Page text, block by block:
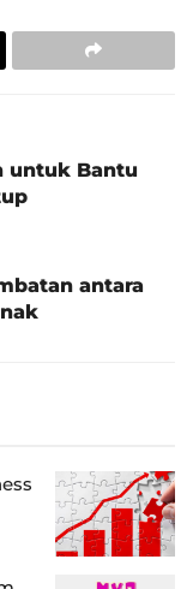
untuk Bantu
antara